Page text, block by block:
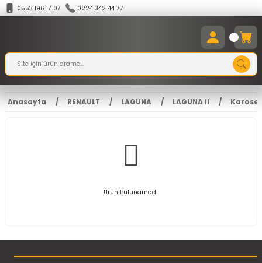
0553 196 17 07 0224 342 44 77
Anasayfa RENAULT LAGUNA LAGUNA II
Ürün Bulunamadı.